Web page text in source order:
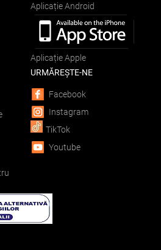
Aplicație Android
Aplicație Apple
URMĂREȘTE-NE
Facebook
Instagram
TikTok
Youtube